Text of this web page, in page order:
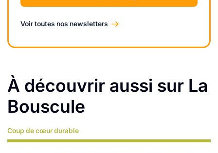
Voir toutes nos newsletters
À découvrir aussi sur La
Bouscule
Coup de cœur durable
Lire plus